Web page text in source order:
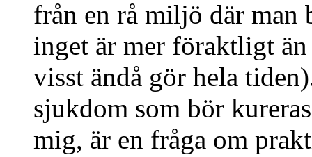
från en rå miljö där man
inget är mer föraktligt
visst ändå gör hela
sjukdom som bör
mig, är en fråga om